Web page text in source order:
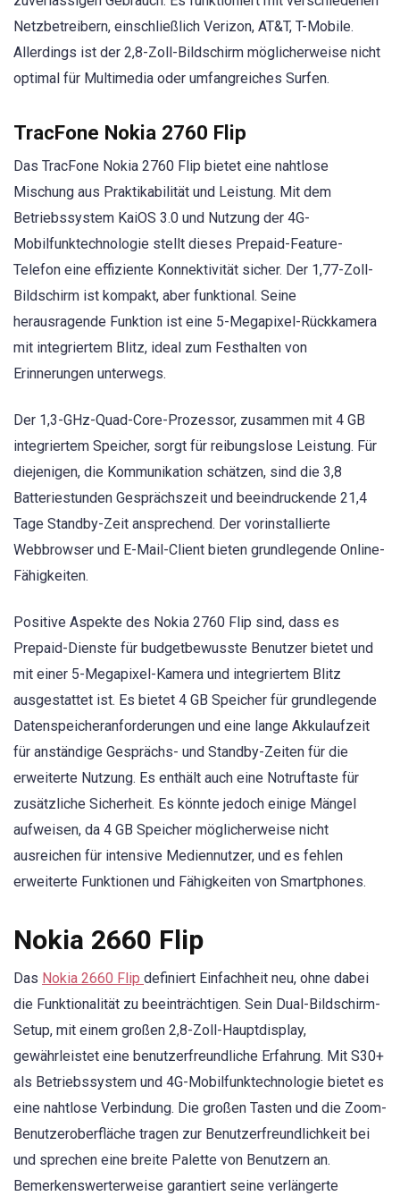
Netzbetreibern, einschließlich Verizon, AT&T, T-Mobile.
Allerdings ist der 2,8-Zoll-Bildschirm möglicherweise nicht
optimal für Multimedia oder umfangreiches Surfen.
TracFone Nokia 2760 Flip
Das TracFone Nokia 2760 Flip bietet eine nahtlose
Mischung aus Praktikabilität und Leistung. Mit dem
Betriebssystem KaiOS 3.0 und Nutzung der 4G-
Mobilfunktechnologie stellt dieses Prepaid-Feature-
Telefon eine effiziente Konnektivität sicher. Der 1,77-Zoll-
Bildschirm ist kompakt, aber funktional. Seine
herausragende Funktion ist eine 5-Megapixel-Rückkamera
mit integriertem Blitz, ideal zum Festhalten von
Erinnerungen unterwegs.
Der 1,3-GHz-Quad-Core-Prozessor, zusammen mit 4 GB
integriertem Speicher, sorgt für reibungslose Leistung. Für
diejenigen, die Kommunikation schätzen, sind die 3,8
Batteriestunden Gesprächszeit und beeindruckende 21,4
Tage Standby-Zeit ansprechend. Der vorinstallierte
Webbrowser und E-Mail-Client bieten grundlegende Online-
Fähigkeiten.
Positive Aspekte des Nokia 2760 Flip sind, dass es
Prepaid-Dienste für budgetbewusste Benutzer bietet und
mit einer 5-Megapixel-Kamera und integriertem Blitz
ausgestattet ist. Es bietet 4 GB Speicher für grundlegende
Datenspeicheranforderungen und eine lange Akkulaufzeit
für anständige Gesprächs- und Standby-Zeiten für die
erweiterte Nutzung. Es enthält auch eine Notruftaste für
zusätzliche Sicherheit. Es könnte jedoch einige Mängel
aufweisen, da 4 GB Speicher möglicherweise nicht
ausreichen für intensive Mediennutzer, und es fehlen
erweiterte Funktionen und Fähigkeiten von Smartphones.
Nokia 2660 Flip
Das Nokia 2660 Flip definiert Einfachheit neu, ohne dabei
die Funktionalität zu beeinträchtigen. Sein Dual-Bildschirm-
Setup, mit einem großen 2,8-Zoll-Hauptdisplay,
gewährleistet eine benutzerfreundliche Erfahrung. Mit S30+
als Betriebssystem und 4G-Mobilfunktechnologie bietet es
eine nahtlose Verbindung. Die großen Tasten und die Zoom-
Benutzeroberfläche tragen zur Benutzerfreundlichkeit bei
und sprechen eine breite Palette von Benutzern an.
Bemerkenswerterweise garantiert seine verlängerte